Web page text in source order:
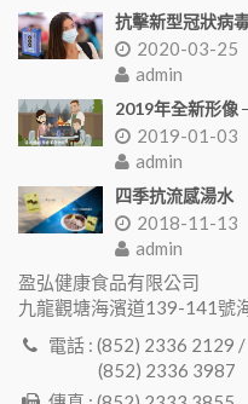
抗擊新型冠狀病
2020-03-25
admin
2019年全新形像
2019-01-03
admin
四季抗流感湯水
2018-11-13
admin
盈弘健康食品有限公司
九龍觀塘海濱道139-141號
電話 : (852) 2336 2129 /
(852) 2336 3987